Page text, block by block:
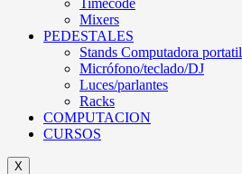
Timecode
Mixers
PEDESTALES
Stands Computadora portatil
Micrófono/teclado/DJ
Luces/parlantes
Racks
COMPUTACION
CURSOS
X